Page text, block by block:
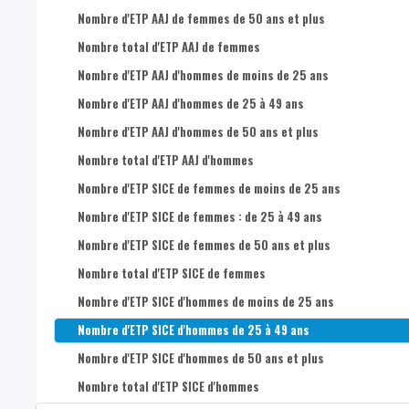
Nombre d'ETP AAJ de femmes de 50 ans et plus
Nombre total d'ETP AAJ de femmes
Nombre d'ETP AAJ d'hommes de moins de 25 ans
Nombre d'ETP AAJ d'hommes de 25 à 49 ans
Nombre d'ETP AAJ d'hommes de 50 ans et plus
Nombre total d'ETP AAJ d'hommes
Nombre d'ETP SICE de femmes de moins de 25 ans
Nombre d'ETP SICE de femmes : de 25 à 49 ans
Nombre d'ETP SICE de femmes de 50 ans et plus
Nombre total d'ETP SICE de femmes
Nombre d'ETP SICE d'hommes de moins de 25 ans
Nombre d'ETP SICE d'hommes de 25 à 49 ans
Nombre d'ETP SICE d'hommes de 50 ans et plus
Nombre total d'ETP SICE d'hommes